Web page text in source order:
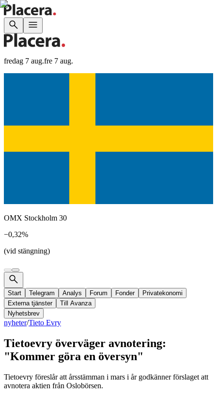
fredag 7 aug.fre 7 aug.
OMX Stockholm 30
−0,32%
(vid stängning)
Start Telegram Analys Forum Fonder
Privatekonomi
Externa tjänster
Till Avanza
Nyhetsbrev
nyheter/Tieto Evry
Tietoevry överväger avnotering:
"Kommer göra en översyn"
Tietoevry föreslår att årsstämman i mars i år godkänner förslaget att
avnotera aktien från Oslobörsen.